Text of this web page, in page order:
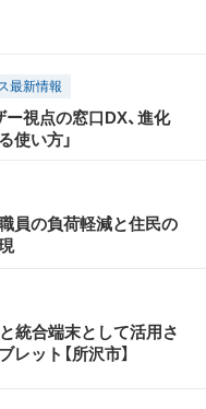
最新情報
ー視点の窓口DX、進化
使い方」
員の負荷軽減と住民の
と統合端末として活用さ
ット【所沢市】